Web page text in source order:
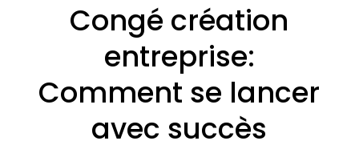
Congé création
entreprise:
Comment se lancer
avec succès